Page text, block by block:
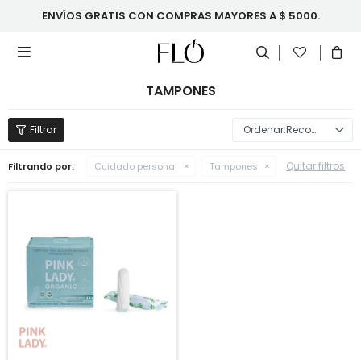
ENVÍOS GRATIS CON COMPRAS MAYORES A $ 5000.

TAMPONES
Recomendados
Filtrando por: Cuidado personal Tampones Quitar filtros